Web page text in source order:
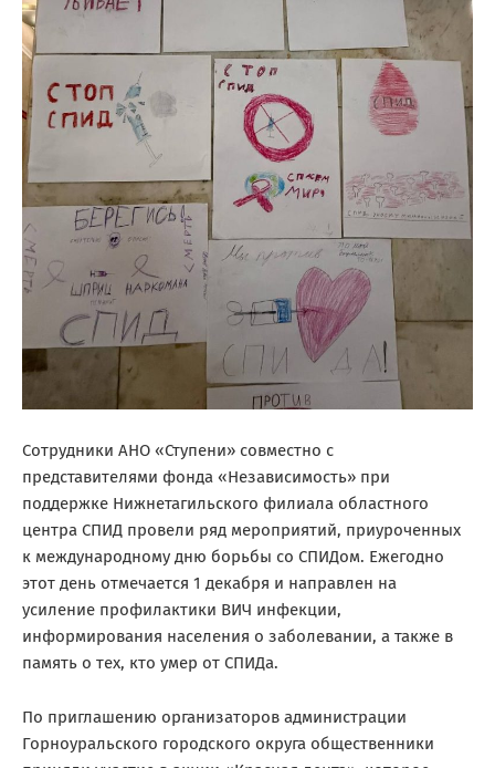
Сотрудники АНО «Ступени» совместно с
представителями фонда «Независимость» при
поддержке Нижнетагильского филиала областного
центра СПИД провели ряд мероприятий, приуроченных
к международному дню борьбы со СПИДом. Ежегодно
этот день отмечается 1 декабря и направлен на
усиление профилактики ВИЧ инфекции,
информирования населения о заболевании, а также в
память о тех, кто умер от СПИДа.
По приглашению организаторов администрации
Горноуральского городского округа общественники